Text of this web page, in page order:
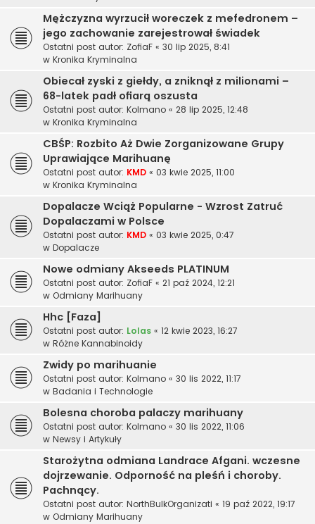
Mężczyzna wyrzucił woreczek z mefedronem –
jego zachowanie zarejestrował świadek
Ostatni post autor: ZofiaF « 30 lip 2025, 8:41
w Kronika Kryminalna
Obiecał zyski z giełdy, a zniknął z milionami –
68-latek padł ofiarą oszusta
Ostatni post autor: Kolmano « 28 lip 2025, 12:48
w Kronika Kryminalna
CBŚP: Rozbito Aż Dwie Zorganizowane Grupy
Uprawiające Marihuanę
Ostatni post autor: KMD « 03 kwie 2025, 11:00
w Kronika Kryminalna
Dopalacze Wciąż Popularne - Wzrost Zatruć
Dopalaczami w Polsce
Ostatni post autor: KMD « 03 kwie 2025, 0:47
w Dopalacze
Nowe odmiany Akseeds PLATINUM
Ostatni post autor: ZofiaF « 21 paź 2024, 12:21
w Odmiany Marihuany
Hhc [Faza]
Ostatni post autor: Lolas « 12 kwie 2023, 16:27
w Różne Kannabinoidy
Zwidy po marihuanie
Ostatni post autor: Kolmano « 30 lis 2022, 11:17
w Badania i Technologie
Bolesna choroba palaczy marihuany
Ostatni post autor: Kolmano « 30 lis 2022, 11:06
w Newsy i Artykuły
Starożytna odmiana Landrace Afgani. wczesne
dojrzewanie. Odporność na pleśń i choroby.
Pachnący.
Ostatni post autor: NorthBulkOrganizati « 19 paź 2022, 19:17
w Odmiany Marihuany